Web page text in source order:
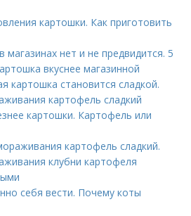
картошки. Как приготовить
магазинах нет и не предвидится. 5
вкуснее магазинной
картошка становится сладкой.
картофель сладкий
картошки. Картофель или
картофель сладкий.
клубни картофеля
себя вести. Почему коты